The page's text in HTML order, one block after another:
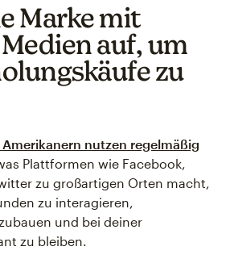
Marke mit
auf, um
zu
nutzen regelmäßig
Plattformen wie Facebook,
zu großartigen Orten macht,
zu interagieren,
und bei deiner
zu bleiben.